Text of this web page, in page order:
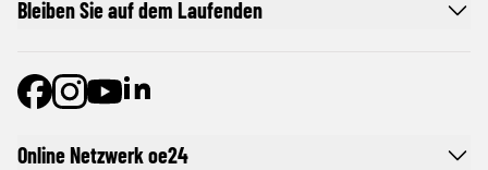
Online Netzwerk oe24
Bleiben Sie auf dem Laufenden